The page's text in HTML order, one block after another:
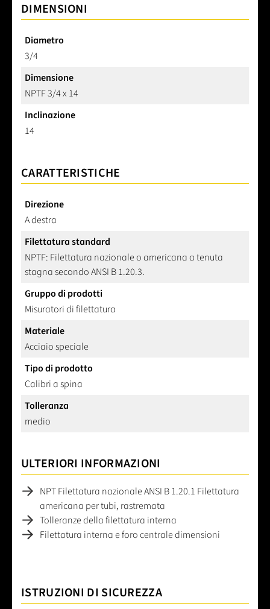
DIMENSIONI
Diametro
3/4
Dimensione
NPTF 3/4 x 14
Inclinazione
14
CARATTERISTICHE
Direzione
A destra
Filettatura standard
NPTF: Filettatura nazionale o americana a tenuta
stagna secondo ANSI B 1.20.3.
Gruppo di prodotti
Misuratori di filettatura
Materiale
Acciaio speciale
Tipo di prodotto
Calibri a spina
Tolleranza
medio
ULTERIORI INFORMAZIONI
NPT Filettatura nazionale ANSI B 1.20.1 Filettatura
americana per tubi, rastremata
Tolleranze della filettatura interna
Filettatura interna e foro centrale dimensioni
ISTRUZIONI DI SICUREZZA